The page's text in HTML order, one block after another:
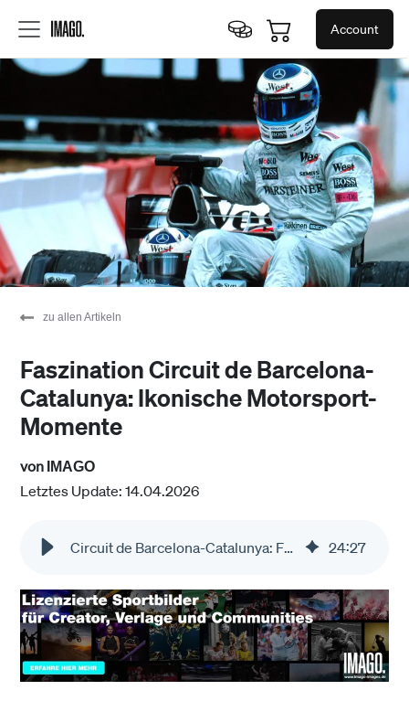
Account
zu allen Artikeln
Faszination Circuit de Barcelona-
Catalunya: Ikonische Motorsport-
Momente
von IMAGO
Letztes Update: 14.04.2026
Circuit de Barcelona-Catalunya: F1 Fotos & Archiv 24:27